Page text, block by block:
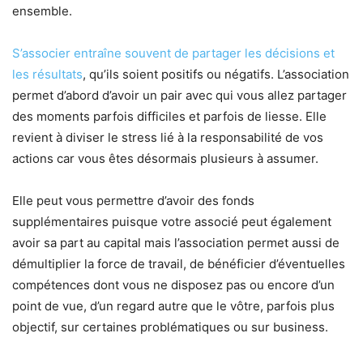
ensemble.
S’associer entraîne souvent de partager les décisions et
les résultats, qu’ils soient positifs ou négatifs. L’association
permet d’abord d’avoir un pair avec qui vous allez partager
des moments parfois difficiles et parfois de liesse. Elle
revient à diviser le stress lié à la responsabilité de vos
actions car vous êtes désormais plusieurs à assumer.
Elle peut vous permettre d’avoir des fonds
supplémentaires puisque votre associé peut également
avoir sa part au capital mais l’association permet aussi de
démultiplier la force de travail, de bénéficier d’éventuelles
compétences dont vous ne disposez pas ou encore d’un
point de vue, d’un regard autre que le vôtre, parfois plus
objectif, sur certaines problématiques ou sur business.